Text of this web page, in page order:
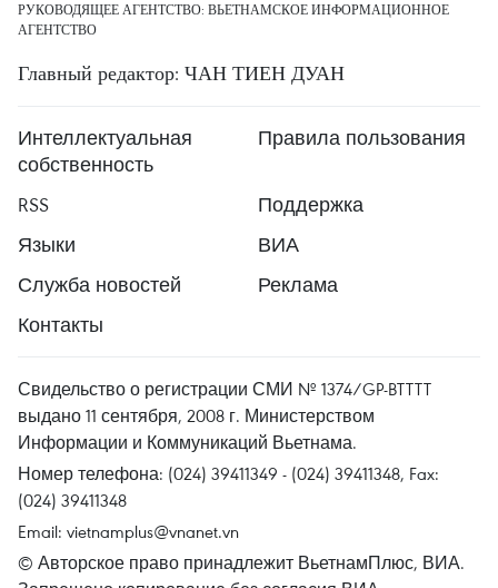
РУКОВОДЯЩЕЕ АГЕНТСТВО: ВЬЕТНАМСКОЕ ИНФОРМАЦИОННОЕ
АГЕНТСТВО
Главный редактор: ЧАН ТИЕН ДУАН
Интеллектуальная
собственность
Правила пользования
RSS
Поддержка
Языки
ВИА
Служба новостей
Реклама
Контакты
Свидельство о регистрации СМИ № 1374/GP-BTTTT
выдано 11 сентября, 2008 г. Министерством
Информации и Коммуникаций Вьетнама.
Номер телефона: (024) 39411349 - (024) 39411348, Fax:
(024) 39411348
Email: vietnamplus@vnanet.vn
© Авторское право принадлежит ВьетнамПлюс, ВИА.